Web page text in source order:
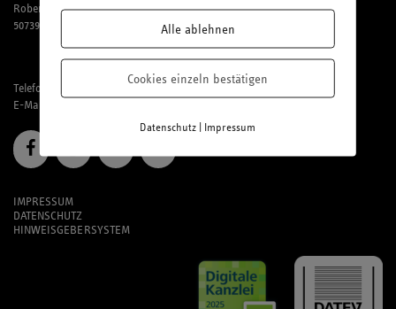
Robert-Perthel-Straße 81
50739 Köln
Telefon: 02 21 / 95 74 94-0
E-Mail:
IMPRESSUM
DATENSCHUTZ
HINWEISGEBERSYSTEM
Alle ablehnen
Cookies einzeln bestätigen
Datenschutz| Impressum